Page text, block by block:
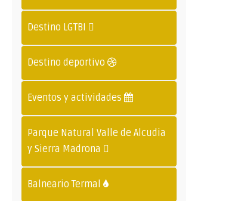
Destino LGTBI
Destino deportivo
Eventos y actividades
Parque Natural Valle de Alcudia
y Sierra Madrona
Balneario Termal